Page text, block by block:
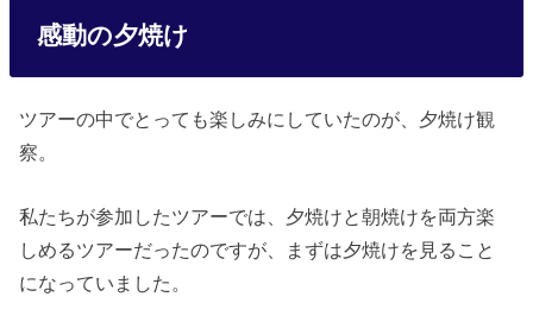
感動の夕焼け
ツアーの中でとっても楽しみにしていたのが、夕焼け観
察。
私たちが参加したツアーでは、夕焼けと朝焼けを両方楽
しめるツアーだったのですが、まずは夕焼けを見ること
になっていました。